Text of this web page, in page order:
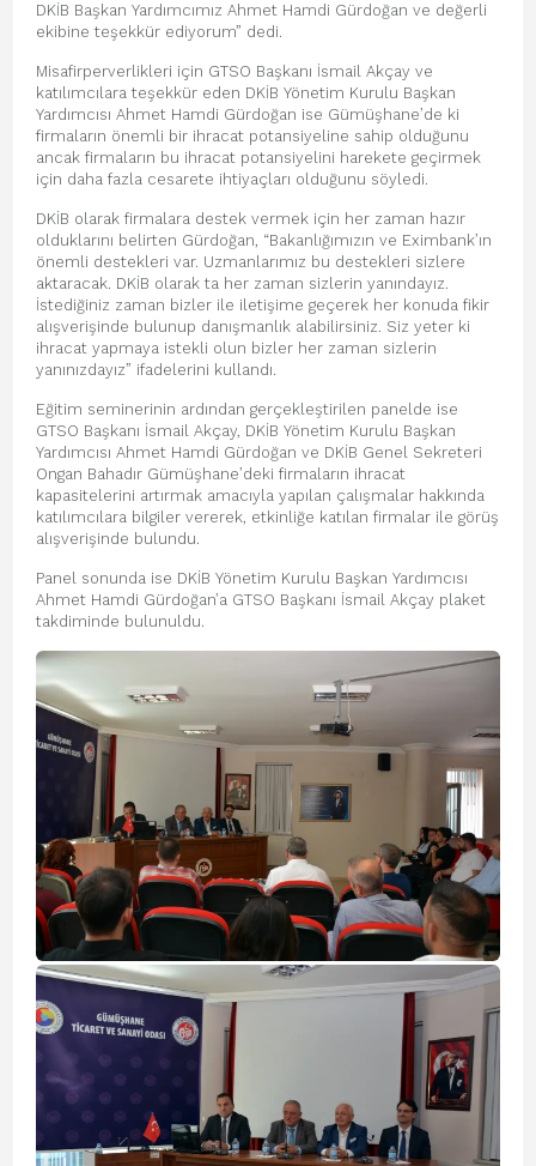
DKİB Başkan Yardımcımız Ahmet Hamdi Gürdoğan ve değerli
ekibine teşekkür ediyorum” dedi.
Misafirperverlikleri için GTSO Başkanı İsmail Akçay ve
katılımcılara teşekkür eden DKİB Yönetim Kurulu Başkan
Yardımcısı Ahmet Hamdi Gürdoğan ise Gümüşhane’de ki
firmaların önemli bir ihracat potansiyeline sahip olduğunu
ancak firmaların bu ihracat potansiyelini harekete geçirmek
için daha fazla cesarete ihtiyaçları olduğunu söyledi.
DKİB olarak firmalara destek vermek için her zaman hazır
olduklarını belirten Gürdoğan, “Bakanlığımızın ve Eximbank’ın
önemli destekleri var. Uzmanlarımız bu destekleri sizlere
aktaracak. DKİB olarak ta her zaman sizlerin yanındayız.
İstediğiniz zaman bizler ile iletişime geçerek her konuda fikir
alışverişinde bulunup danışmanlık alabilirsiniz. Siz yeter ki
ihracat yapmaya istekli olun bizler her zaman sizlerin
yanınızdayız” ifadelerini kullandı.
Eğitim seminerinin ardından gerçekleştirilen panelde ise
GTSO Başkanı İsmail Akçay, DKİB Yönetim Kurulu Başkan
Yardımcısı Ahmet Hamdi Gürdoğan ve DKİB Genel Sekreteri
Ongan Bahadır Gümüşhane’deki firmaların ihracat
kapasitelerini artırmak amacıyla yapılan çalışmalar hakkında
katılımcılara bilgiler vererek, etkinliğe katılan firmalar ile görüş
alışverişinde bulundu.
Panel sonunda ise DKİB Yönetim Kurulu Başkan Yardımcısı
Ahmet Hamdi Gürdoğan’a GTSO Başkanı İsmail Akçay plaket
takdiminde bulunuldu.